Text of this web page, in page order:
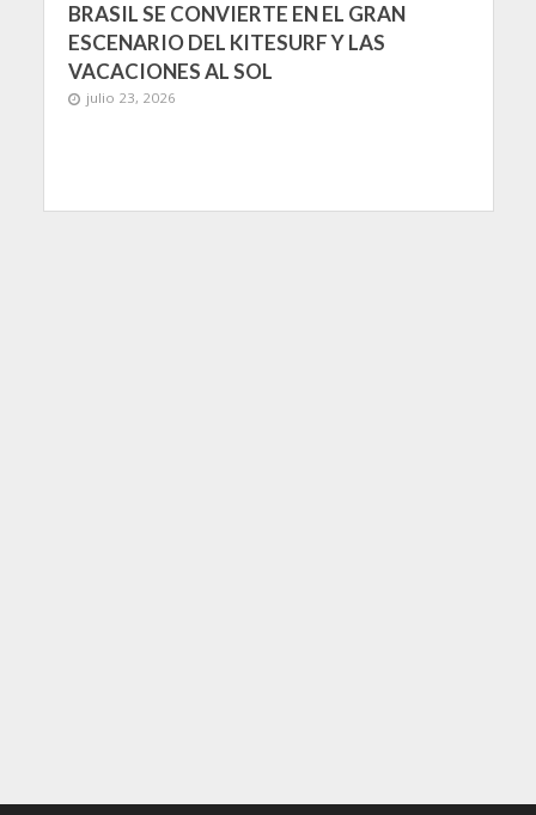
BRASIL SE CONVIERTE EN EL GRAN
ESCENARIO DEL KITESURF Y LAS
VACACIONES AL SOL
julio 23, 2026